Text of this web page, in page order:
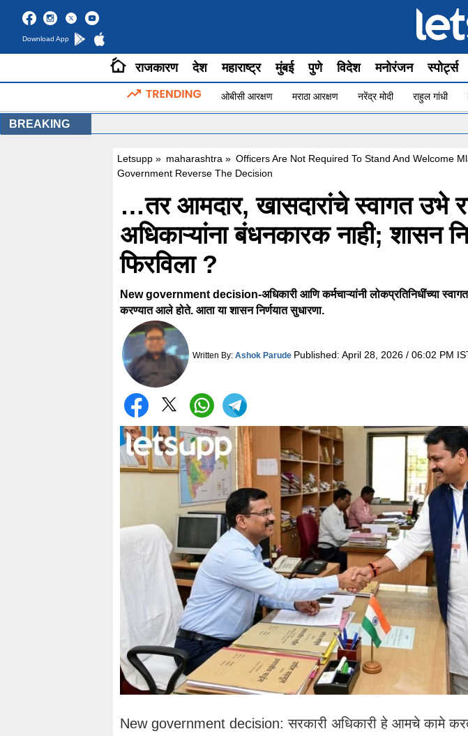
Download App
राजकारण देश महाराष्ट्र मुंबई पुणे विदेश मनोरंजन स्पोर्ट्स
ओबीसी आरक्षण मराठा आरक्षण नरेंद्र मोदी राहुल गांधी
BREAKING
Letsupp » maharashtra » Officers Are Not Required To Stand And Welcome
Government Reverse The Decision
…तर आमदार, खासदारांचे स्वागत उभे
अधिकाऱ्यांना बंधनकारक नाही; शासन
फिरविला ?
New government decision-अधिकारी आणि कर्मचाऱ्यांनी लोकप्रतिनिधींच्या
करण्यात आले होते. आता या शासन निर्णयात सुधारणा.
Written By: Ashok Parude Published: April 28, 2026 / 06:02 PM
New government decision: सरकारी अधिकारी हे आमचे कामे करत